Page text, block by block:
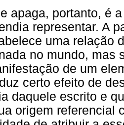
apaga, portanto, é
representar. A
uma relação
no mundo, mas
de um
certo efeito de
daquele escrito e
origem referencial